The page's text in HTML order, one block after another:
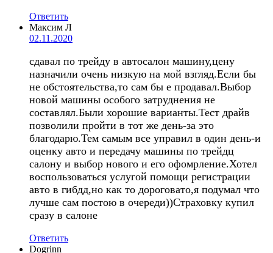
Ответить
Максим Л
02.11.2020
сдавал по трейду в автосалон машину,цену
назначили очень низкую на мой взгляд.Если бы
не обстоятельства,то сам бы е продавал.Выбор
новой машины особого затруднения не
составлял.Были хорошие варианты.Тест драйв
позволили пройти в тот же день-за это
благодарю.Тем самым все управил в один день-и
оценку авто и передачу машины по трейдц
салону и выбор нового и его офомрление.Хотел
воспользоваться услугой помощи регистрации
авто в гибдд,но как то дороговато,я подумал что
лучше сам постою в очереди))Страховку купил
сразу в салоне
Ответить
Dogrinn